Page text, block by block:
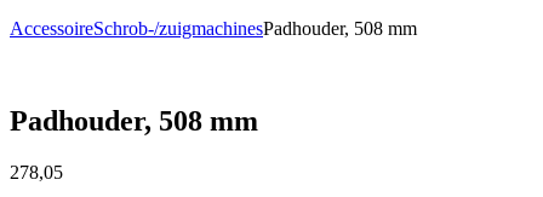
AccessoireSchrob-/zuigmachinesPadhouder, 508 mm
Padhouder, 508 mm
278,05